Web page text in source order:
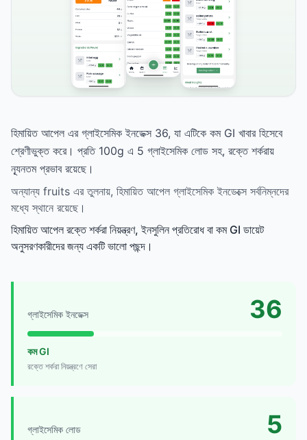
হিমায়িত আপেল এর গ্লাইসেমিক ইনডেক্স 36, যা এটিকে কম GI খাবার হিসেবে
শ্রেণীভুক্ত করে। প্রতি 100g এ 5 গ্লাইসেমিক লোড সহ, রক্তে শর্করায়
ন্যূনতম প্রভাব রয়েছে।
অন্যান্য fruits এর তুলনায়, হিমায়িত আপেল গ্লাইসেমিক ইনডেক্সে সর্বনিম্নদের
মধ্যে স্থানে রয়েছে।
হিমায়িত আপেল রক্তে শর্করা নিয়ন্ত্রণ, ইনসুলিন প্রতিরোধ বা কম GI ডায়েট
অনুসরণকারীদের জন্য একটি ভালো পছন্দ।
গ্লাইসেমিক ইনডেক্স 36
কম GI
রক্তে শর্করা নিয়ন্ত্রণে সেরা
গ্লাইসেমিক লোড 5